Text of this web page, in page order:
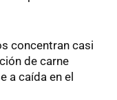
concentran casi
de carne
a caída en el